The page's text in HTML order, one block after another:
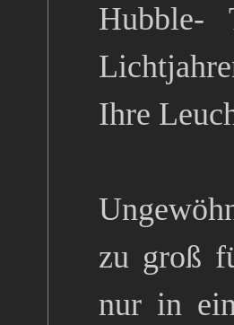
Hubble-
Ihre
zu groß
nur in